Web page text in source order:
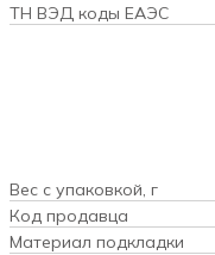
ТН ВЭД коды ЕАЭС
Вес с упаковкой, г
Код продавца
Материал подкладки